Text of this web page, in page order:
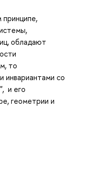
обладают
то
инвариантами со
и его
геометрии и